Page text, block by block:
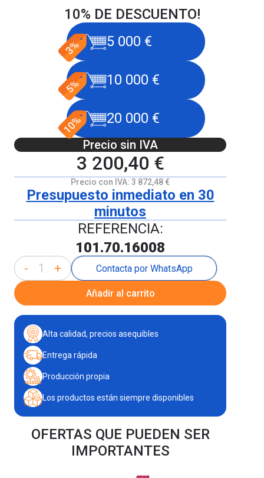
10% DE DESCUENTO!
5 000 €
10 000 €
20 000 €
Precio sin IVA
3 200,40 €
Precio con IVA: 3 872,48 €
Presupuesto inmediato en 30
minutos
REFERENCIA:
101.70.16008
- + Contacta por WhatsApp
Añadir al carrito
Alta calidad, precios asequibles
Entrega rápida
Producción propia
Los productos están siempre disponibles
OFERTAS QUE PUEDEN SER
IMPORTANTES